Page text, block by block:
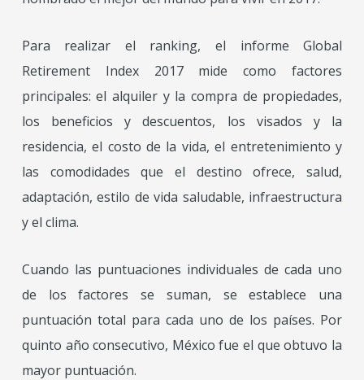
Para realizar el ranking, el informe Global
Retirement Index 2017 mide como factores
principales: el alquiler y la compra de propiedades,
los beneficios y descuentos, los visados y la
residencia, el costo de la vida, el entretenimiento y
las comodidades que el destino ofrece, salud,
adaptación, estilo de vida saludable, infraestructura
y el clima.
Cuando las puntuaciones individuales de cada uno
de los factores se suman, se establece una
puntuación total para cada uno de los países. Por
quinto año consecutivo, México fue el que obtuvo la
mayor puntuación.